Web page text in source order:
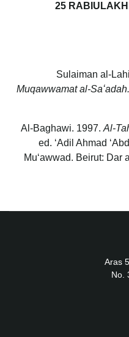
25
Muqawwamat al-Saʻadah.
Al-
ed. ‘Adil Ahmad
Muʻawwad. Beirut: Dar
Aras
No.